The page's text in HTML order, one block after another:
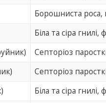
Борошниста роса,
Біла та сіра гнилі,
Септоріоз
Септоріоз
Біла та сіра гнилі,